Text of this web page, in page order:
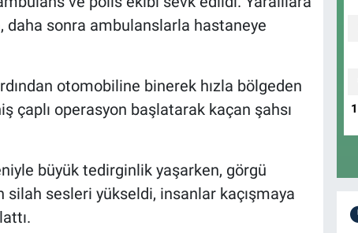
daha sonra ambulanslarla hastaneye
otomobiline binerek hızla bölgeden
çaplı operasyon başlatarak kaçan şahsı
büyük tedirginlik yaşarken, görgü
silah sesleri yükseldi, insanlar kaçışmaya